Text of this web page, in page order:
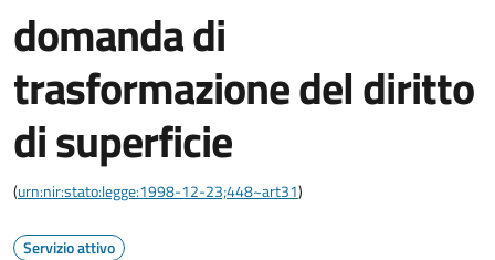
domanda di
trasformazione del diritto
di superficie
(urn:nir:stato:legge:1998-12-23;448~art31)
Servizio attivo